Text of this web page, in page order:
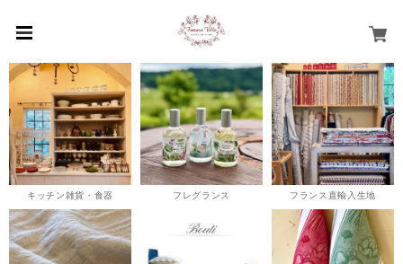
キッチン雑貨・食器 フレグランス フランス直輸入生地